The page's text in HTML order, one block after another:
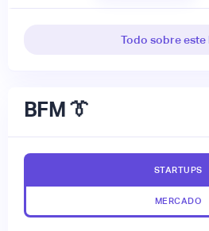
Todo sobre este
BFM 👔
STARTUPS
MERCADO